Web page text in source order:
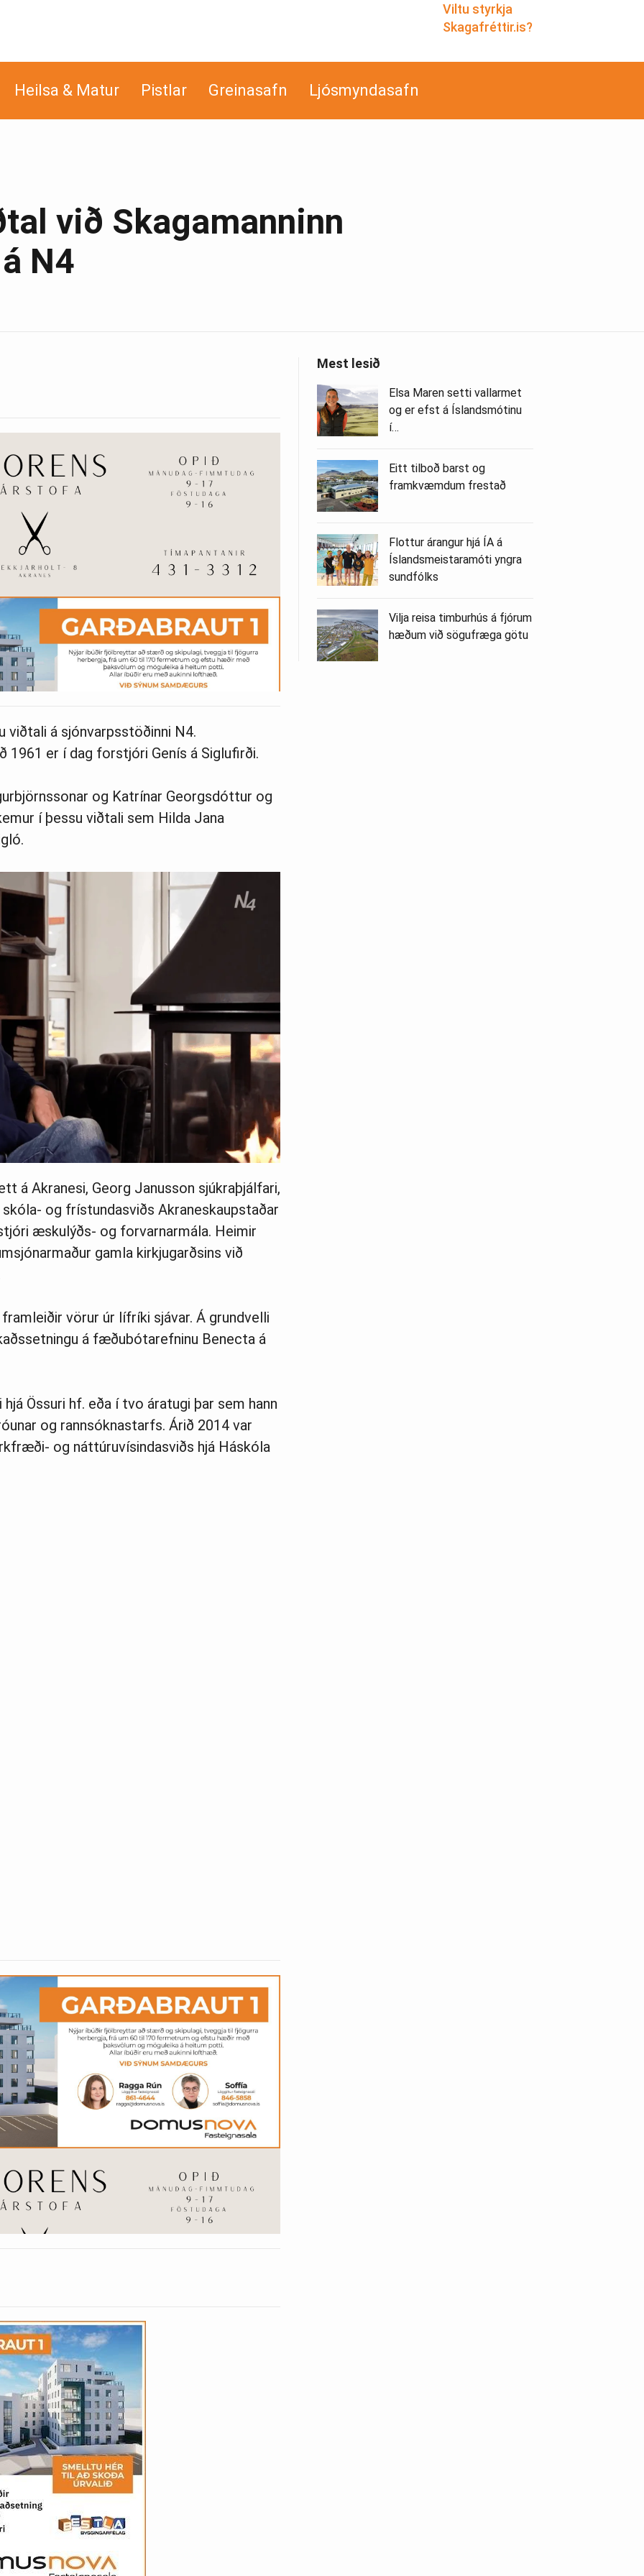
Viltu styrkja
Skagafréttir.is?
Heilsa & Matur Pistlar Greinasafn Ljósmyndasafn
við Skagamanninn
N4
viðtali á sjónvarpsstöðinni N4.
1961 er í dag forstjóri Genís á Siglufirði.
og Katrínar Georgsdóttur og
í þessu viðtali sem Hilda Jana
á Akranesi, Georg Janusson sjúkraþjálfari,
og frístundasviðs Akraneskaupstaðar
æskulýðs- og forvarnarmála. Heimir
gamla kirkjugarðsins við
vör­ur úr líf­ríki sjáv­ar. Á grund­velli
á fæðubót­ar­efn­inu Benecta á
Össuri hf. eða í tvo áratugi þar sem hann
og rannsóknastarfs. Árið 2014 var
og náttúruvísindasviðs hjá Háskóla
Mest lesið
Elsa Maren setti vallarmet
og er efst á Íslandsmótinu
í…
Eitt tilboð barst og
framkvæmdum frestað
Flottur árangur hjá ÍA á
Íslandsmeistaramóti yngra
sundfólks
Vilja reisa timburhús á fjórum
hæðum við sögufræga götu